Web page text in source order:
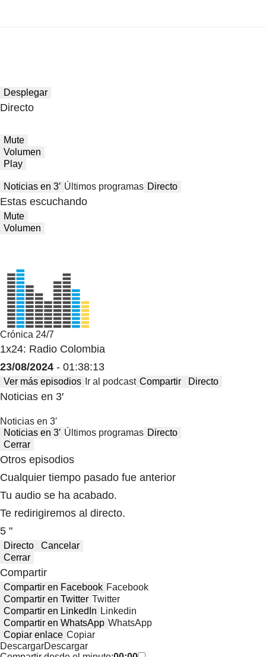
Desplegar
Directo
Mute
Volumen
Play
Noticias en 3′ Últimos programas Directo
Estas escuchando
Mute
Volumen
Crónica 24/7
1x24: Radio Colombia
23/08/2024 - 01:38:13
Ver más episodios Ir al podcast Compartir Directo
Noticias en 3′
Noticias en 3′
Noticias en 3′ Últimos programas Directo
Cerrar
Otros episodios
Cualquier tiempo pasado fue anterior
Tu audio se ha acabado.
Te redirigiremos al directo.
5 "
Directo
Cancelar
Cerrar
Compartir
Compartir en Facebook Facebook
Compartir en Twitter Twitter
Compartir en LinkedIn Linkedin
Compartir en WhatsApp WhatsApp
Copiar enlace Copiar
DescargarDescargar